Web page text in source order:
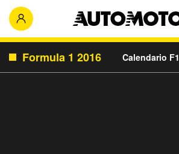
Formula 1 2016 Calendario